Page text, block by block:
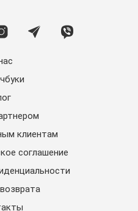
клиентам
соглашение